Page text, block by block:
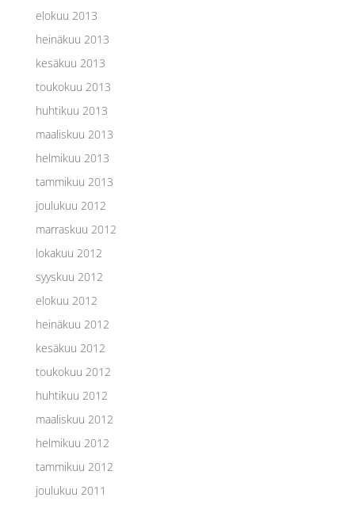
elokuu 2013
heinäkuu 2013
kesäkuu 2013
toukokuu 2013
huhtikuu 2013
maaliskuu 2013
helmikuu 2013
tammikuu 2013
joulukuu 2012
marraskuu 2012
lokakuu 2012
syyskuu 2012
elokuu 2012
heinäkuu 2012
kesäkuu 2012
toukokuu 2012
huhtikuu 2012
maaliskuu 2012
helmikuu 2012
tammikuu 2012
joulukuu 2011